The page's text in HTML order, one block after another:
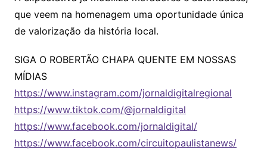
que veem na homenagem uma oportunidade única
de valorização da história local.
SIGA O ROBERTÃO CHAPA QUENTE EM NOSSAS
MÍDIAS
https://www.instagram.com/jornaldigitalregional
https://www.tiktok.com/@jornaldigital
https://www.facebook.com/jornaldigital/
https://www.facebook.com/circuitopaulistanews/